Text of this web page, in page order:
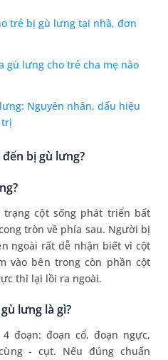
trẻ bị gù lưng tại nhà, đơn
gù lưng cho trẻ cha mẹ nào
Nguyên nhân, dấu hiệu
trị
bị gù lưng?
cột sống phát triển bất
tròn về phía sau. Người bị
ngoài rất dễ nhận biết vì cột
vào bên trong còn phần cột
thì lại lồi ra ngoài.
lưng là gì?
đoạn: đoạn cổ, đoạn ngực,
- cụt. Nếu đúng chuẩn